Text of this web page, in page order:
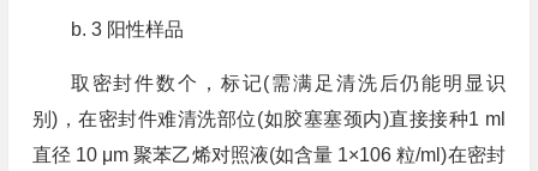
b. 3 阳性样品
取密封件数个，标记(需满足清洗后仍能明显识
别)，在密封件难清洗部位(如胶塞塞颈内)直接接种1 ml
直径 10 μm 聚苯乙烯对照液(如含量 1×106 粒/ml)在密封